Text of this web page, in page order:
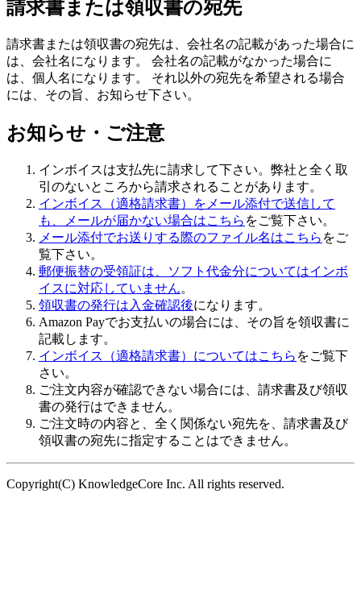
請求書または領収書の宛先
請求書または領収書の宛先は、会社名の記載があった場合に
は、会社名になります。 会社名の記載がなかった場合に
は、個人名になります。 それ以外の宛先を希望される場合
には、その旨、お知らせ下さい。
お知らせ・ご注意
インボイスは支払先に請求して下さい。弊社と全く取
引のないところから請求されることがあります。
インボイス（適格請求書）をメール添付で送信して
も、メールが届かない場合はこちら をご覧下さい。
メール添付でお送りする際のファイル名はこちら をご
覧下さい。
郵便振替の受領証は、ソフト代金分についてはインボ
イスに対応していません。
領収書の発行は入金確認後になります。
Amazon Payでお支払いの場合には、その旨を領収書に
記載します。
インボイス（適格請求書）についてはこちら をご覧下
さい。
ご注文内容が確認できない場合には、請求書及び領収
書の発行はできません。
ご注文時の内容と、全く関係ない宛先を、請求書及び
領収書の宛先に指定することはできません。
Copyright(C) KnowledgeCore Inc. All rights reserved.